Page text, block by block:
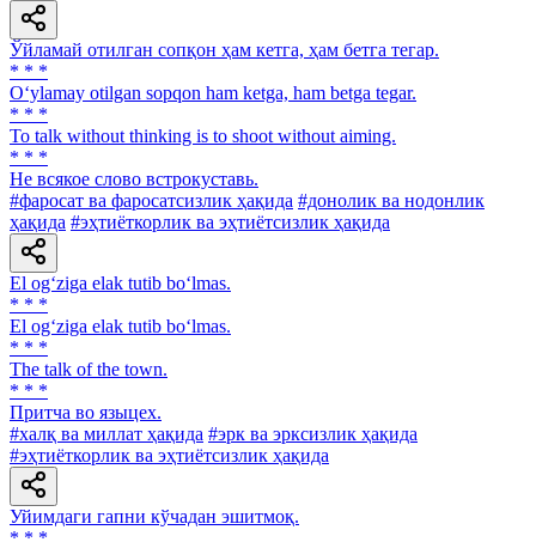
Ўйламай отилган сопқон ҳам кетга, ҳам бетга тегар.
* * *
O‘ylamay otilgan sopqon ham ketga, ham betga tegar.
* * *
To talk without thinking is to shoot without aiming.
* * *
He всякое слово встрокуставь.
#фаросат ва фаросатсизлик ҳақида #донолик ва нодонлик
ҳақида #эҳтиёткорлик ва эҳтиётсизлик ҳақида
El og‘ziga elak tutib bo‘lmas.
* * *
El og‘ziga elak tutib bo‘lmas.
* * *
The talk of the town.
* * *
Притча во языцех.
#халқ ва миллат ҳақида #эрк ва эрксизлик ҳақида
#эҳтиёткорлик ва эҳтиётсизлик ҳақида
Уйимдаги гапни кўчадан эшитмоқ.
* * *